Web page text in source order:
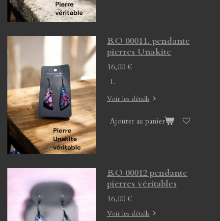
B.O 00011. pendante
pierres Unakite
16,00 €
Voir les détails
Ajouter au panier
B.O 00012 pendante
pierres véritables
16,00 €
Voir les détails